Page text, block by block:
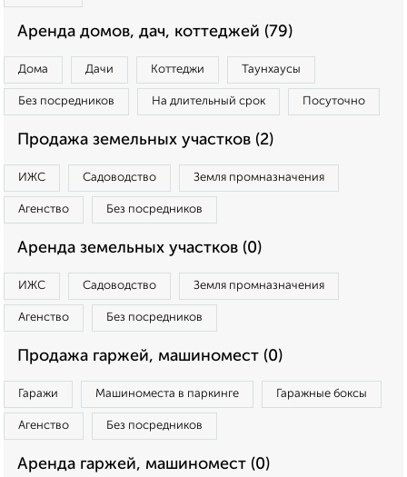
Аренда домов, дач, коттеджей (79)
Дома Дачи Коттеджи Таунхаусы
Без посредников На длительный срок Посуточно
Продажа земельных участков (2)
ИЖС Садоводство Земля промназначения
Агенство Без посредников
Аренда земельных участков (0)
ИЖС Садоводство Земля промназначения
Агенство Без посредников
Продажа гаржей, машиномест (0)
Гаражи Машиноместа в паркинге Гаражные боксы
Агенство Без посредников
Аренда гаржей, машиномест (0)